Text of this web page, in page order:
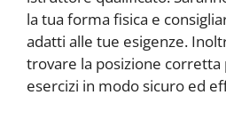
la tua forma fisica e
adatti alle tue esigenze.
trovare la posizione corretta
esercizi in modo sicuro ed